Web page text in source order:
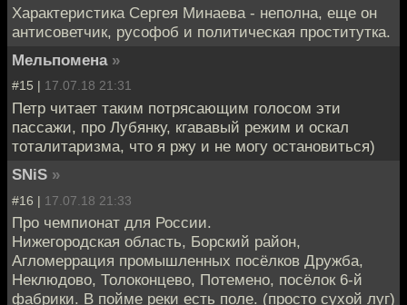
Характеристика Сергея Минаева - неполна, еще он
антисоветчик, русофоб и политическая проститутка.
Мельпомена »
#15 | 17.07.18 21:31
Петр читает таким потрясающим голосом эти
пассажи, про Лубянку, кгававый режим и оскал
тоталитаризма, что я ржу и не могу остановиться)
SNiS »
#16 | 17.07.18 21:33
Про чемпионат для России.
Нижегородская область, Борский район,
Агломеррация промышленных посёлков Дружба,
Неклюдово, Толоконцево, Потемено, посёлок 6-й
фабрики. В пойме реки есть поле. (просто сухой луг)